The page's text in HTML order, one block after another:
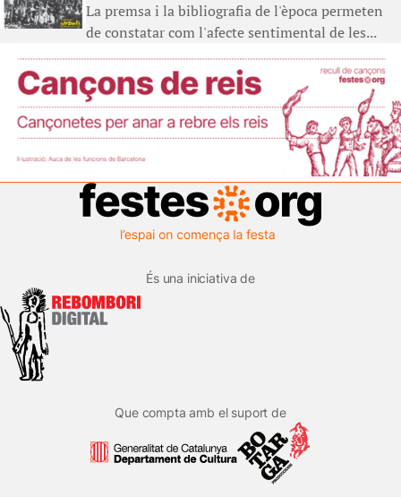
La premsa i la bibliografia de l'època permeten
de constatar com l'afecte sentimental de les...
És una iniciativa de
Que compta amb el suport de